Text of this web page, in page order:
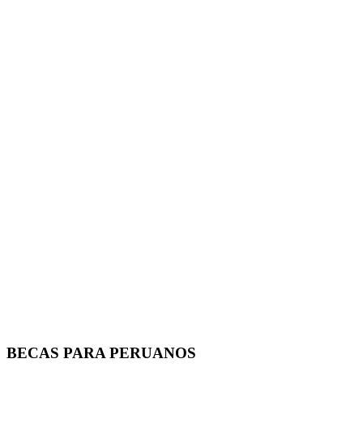
BECAS PARA PERUANOS